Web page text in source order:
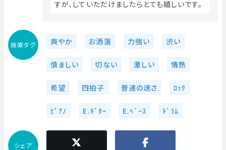
すが、していただけましたらとても嬉しいです。
検索タグ 爽やか お洒落 力強い 渋い
慎ましい 切ない 激しい 情熱
希望 四拍子 普通の速さ ﾛｯｸ
ﾋﾟｱﾉ E.ｷﾞﾀｰ E.ﾍﾞｰｽ ﾄﾞﾗﾑ
シェア